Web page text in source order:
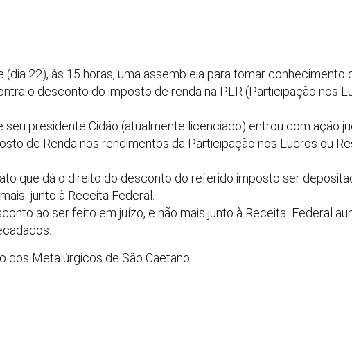
22), às 15 horas, uma assembleia para tomar conhecimento
o desconto do imposto de renda na PLR (Participação nos
presidente Cidão (atualmente licenciado) entrou com ação
de Renda nos rendimentos da Participação nos Lucros ou
que dá o direito do desconto do referido imposto ser
junto à Receita Federal.
ao ser feito em juízo, e não mais junto à Receita Federal
dos Metalúrgicos de São Caetano